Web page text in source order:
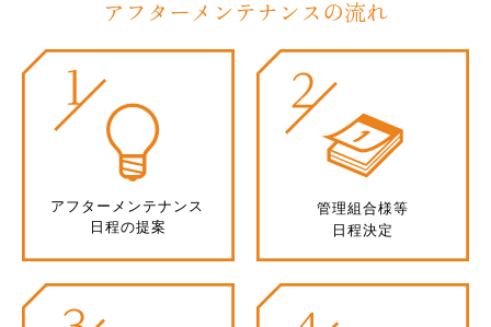
アフターメンテナンスの流れ